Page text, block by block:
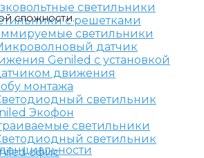
светильники
с решетками
светильники
движения
монтажа
светильники
сложности.